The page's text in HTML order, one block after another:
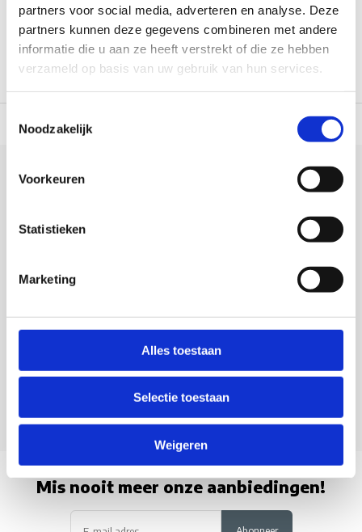
partners voor social media, adverteren en analyse. Deze
partners kunnen deze gegevens combineren met andere
informatie die u aan ze heeft verstrekt of die ze hebben
verzameld op basis van uw gebruik van hun services.
Noodzakelijk
Voorkeuren
Statistieken
Marketing
Alles toestaan
Selectie toestaan
Weigeren
1
verzonden(werkdagen, normale pakketten naar NL/BE/DE) World
Usefull links
Informatie
Contactgegevens
Mis nooit meer onze aanbiedingen!